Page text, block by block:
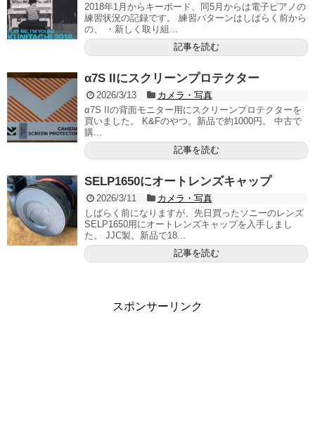
2018年1月からキーボード、同5月からは電子ピアノの
練習状況の記録です。 練習パターンはしばらく前から
の、 ・新しく取り組...
記事を読む
α7S IIにスクリーンプロテクター
2026/3/13
カメラ・写真
α7S IIの背面モニター用にスクリーンプロテクターを
買いました。 K&Fのやつ。新品で約1000円。 中古で
購...
記事を読む
SELP1650にオートレンズキャップ
2026/3/11
カメラ・写真
しばらく前になりますが、先日買ったソニーのレンズ
SELP1650用にオートレンズキャップを入手しまし
た。 JJC製。新品で18...
記事を読む
スポンサーリンク